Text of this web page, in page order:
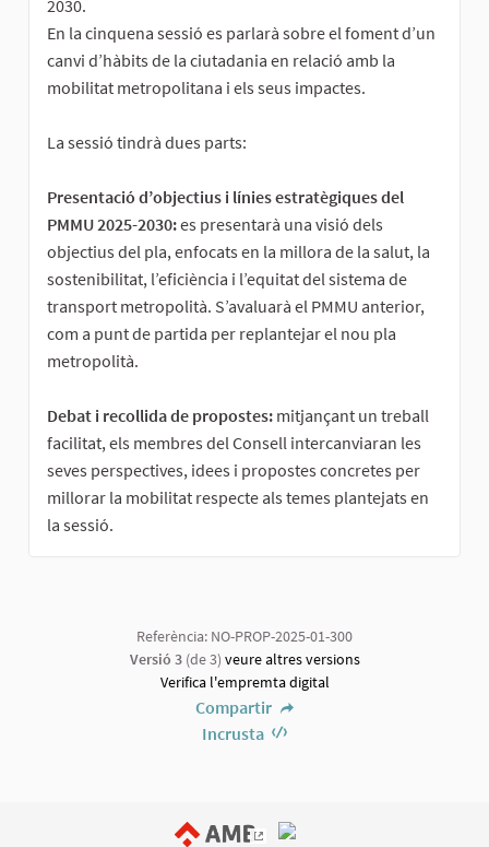
2030.
En la cinquena sessió es parlarà sobre el foment d’un
canvi d’hàbits de la ciutadania en relació amb la
mobilitat metropolitana i els seus impactes.
La sessió tindrà dues parts:
Presentació d’objectius i línies estratègiques del
PMMU 2025-2030:es presentarà una visió dels
objectius del pla, enfocats en la millora de la salut, la
sostenibilitat, l’eficiència i l’equitat del sistema de
transport metropolità. S’avaluarà el PMMU anterior,
com a punt de partida per replantejar el nou pla
metropolità.
Debat i recollida de propostes: mitjançant un treball
facilitat, els membres del Consell intercanviaran les
seves perspectives, idees i propostes concretes per
millorar la mobilitat respecte als temes plantejats en
la sessió.
Referència: NO-PROP-2025-01-300
Versió 3(de 3) veure altres versions
Verifica l'empremta digital
Compartir
Incrusta